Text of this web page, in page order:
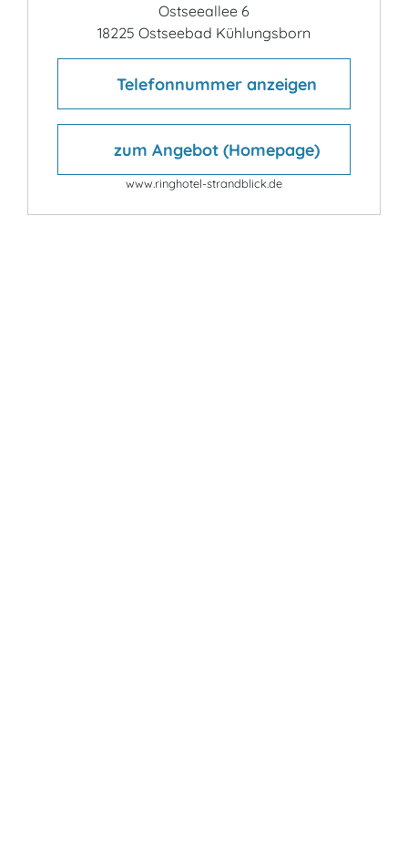
Ostseeallee 6
18225 Ostseebad Kühlungsborn
Telefonnummer anzeigen
zum Angebot (Homepage)
www.ringhotel-strandblick.de